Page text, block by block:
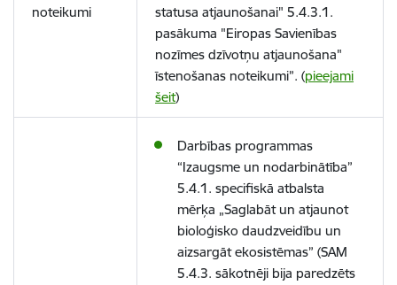
noteikumi
statusa atjaunošanai" 5.4.3.1.
pasākuma "Eiropas Savienības
nozīmes dzīvotņu atjaunošana"
īstenošanas noteikumi”. (pieejami
šeit)
Darbības programmas
“Izaugsme un nodarbinātība”
5.4.1. specifiskā atbalsta
mērķa „Saglabāt un atjaunot
bioloģisko daudzveidību un
aizsargāt ekosistēmas” (SAM
5.4.3. sākotnēji bija paredzēts